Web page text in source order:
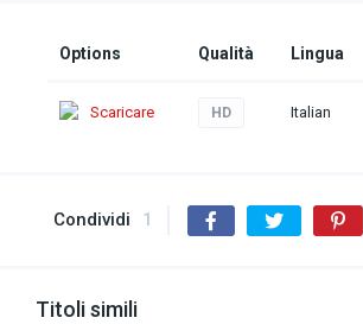
Options Qualità Lingua
Scaricare HD Italian
Condividi 1
Titoli simili